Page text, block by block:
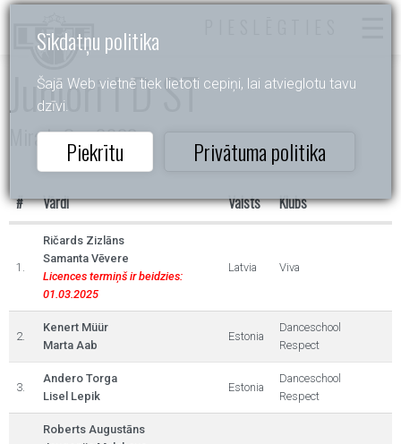
Sīkdatņu politika
Šajā Web vietnē tiek lietoti cepiņi, lai atvieglotu tavu
dzīvi.
Piekrītu Privātuma politika
Juniori I D ST
Mirada Cup 2022
# Vārdi Valsts Klubs
1.
Ričards Zizlāns
Samanta Vēvere
Licences termiņš ir beidzies:
01.03.2025
Latvia Viva
2.
Kenert Müür
Marta Aab
Estonia
Danceschool
Respect
3.
Andero Torga
Lisel Lepik
Estonia
Danceschool
Respect
Roberts Augustāns